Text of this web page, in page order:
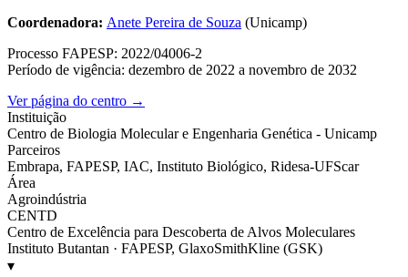
Coordenadora: Anete Pereira de Souza (Unicamp)
Processo FAPESP: 2022/04006-2
Período de vigência: dezembro de 2022 a novembro de 2032
Ver página do centro →
Instituição
Centro de Biologia Molecular e Engenharia Genética - Unicamp
Parceiros
Embrapa, FAPESP, IAC, Instituto Biológico, Ridesa-UFScar
Área
Agroindústria
CENTD
Centro de Excelência para Descoberta de Alvos Moleculares
Instituto Butantan · FAPESP, GlaxoSmithKline (GSK)
▾